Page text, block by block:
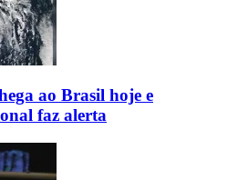
ao Brasil hoje e
faz alerta